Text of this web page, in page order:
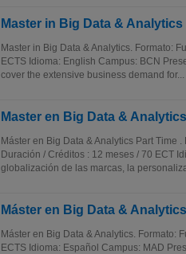
Master in Big Data & Analytics
Master in Big Data & Analytics. Formato:
ECTS Idioma: English Campus: BCN
cover the extensive business demand for...
Master en Big Data &
Máster en Big Data & Analytics Part Time
Duración / Créditos : 12 meses / 70 ECT
globalización de las marcas, la
Máster en Big Data &
Máster en Big Data & Analytics. Formato:
ECTS Idioma: Español Campus: MAD